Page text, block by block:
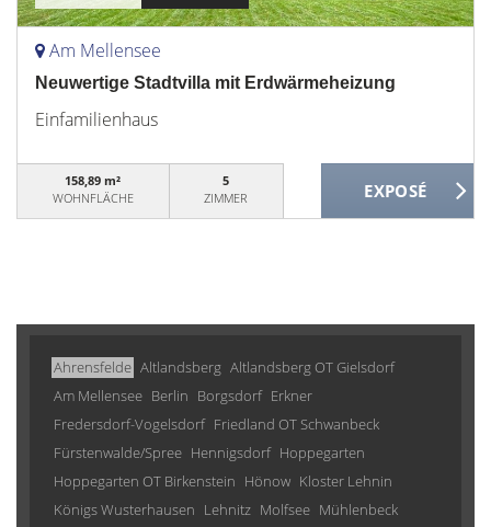
Am Mellensee
Neuwertige Stadtvilla mit Erdwärmeheizung
Einfamilienhaus
158,89 m²
WOHNFLÄCHE
5
ZIMMER
Ahrensfelde Altlandsberg Altlandsberg OT Gielsdorf
Am Mellensee Berlin Borgsdorf Erkner
Fredersdorf-Vogelsdorf Friedland OT Schwanbeck
Fürstenwalde/Spree Hennigsdorf Hoppegarten
Hoppegarten OT Birkenstein Hönow Kloster Lehnin
Königs Wusterhausen Lehnitz Molfsee Mühlenbeck